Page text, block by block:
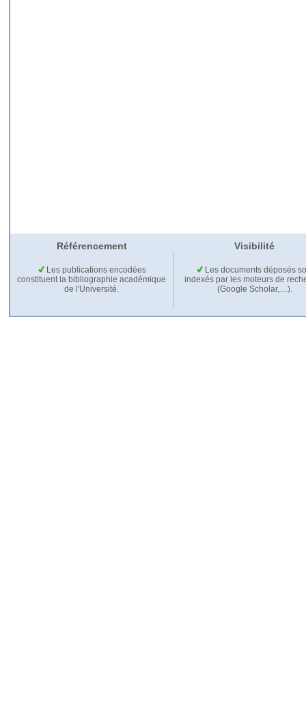
Référencement Visibilité
Les publications encodées
constituent la bibliographie académique
de l'Université.
Les documents déposés
indexés par les moteurs de
(Google Scholar,…).